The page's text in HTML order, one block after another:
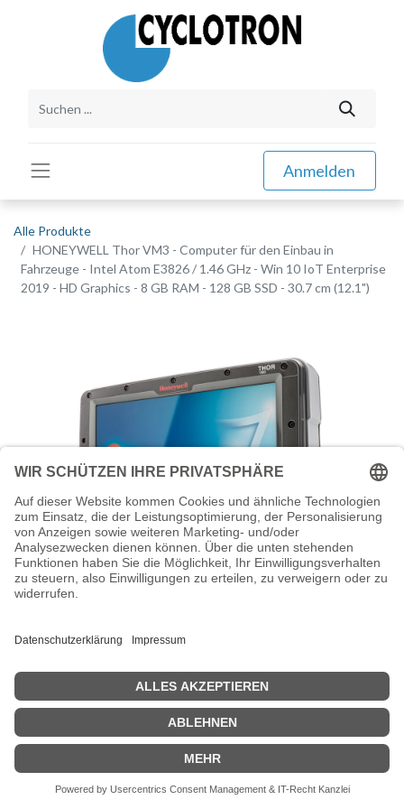
Anmelden
Alle Produkte
HONEYWELL Thor VM3 - Computer für den Einbau in
Fahrzeuge - Intel Atom E3826 / 1.46 GHz - Win 10 IoT Enterprise
2019 - HD Graphics - 8 GB RAM - 128 GB SSD - 30.7 cm (12.1")
HONEYWELL Thor VM3 - Computer für
den Einbau in Fahrzeuge - Intel Atom
E3826 / 1.46 GHz - Win 10 IoT Enterprise
2019 - HD Graphics - 8 GB RAM - 128
GB SSD - 30.7 cm (12.1")